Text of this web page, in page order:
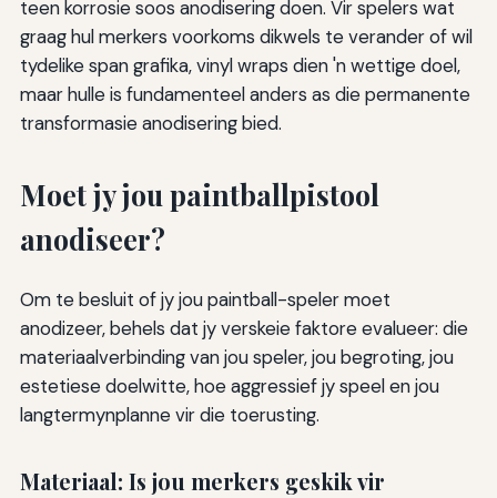
teen korrosie soos anodisering doen. Vir spelers wat
graag hul merkers voorkoms dikwels te verander of wil
tydelike span grafika, vinyl wraps dien 'n wettige doel,
maar hulle is fundamenteel anders as die permanente
transformasie anodisering bied.
Moet jy jou paintballpistool
anodiseer?
Om te besluit of jy jou paintball-speler moet
anodizeer, behels dat jy verskeie faktore evalueer: die
materiaalverbinding van jou speler, jou begroting, jou
estetiese doelwitte, hoe aggressief jy speel en jou
langtermynplanne vir die toerusting.
Materiaal: Is jou merkers geskik vir